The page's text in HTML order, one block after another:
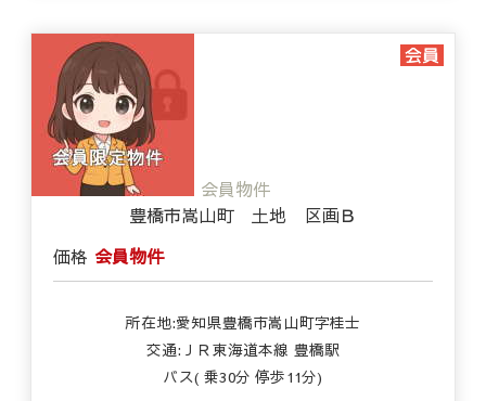
会員物件
豊橋市嵩山町 土地 区画Ｂ
価格 会員物件
所在地:愛知県豊橋市嵩山町字桂士
交通:ＪＲ東海道本線 豊橋駅
バス( 乗30分 停歩11分)